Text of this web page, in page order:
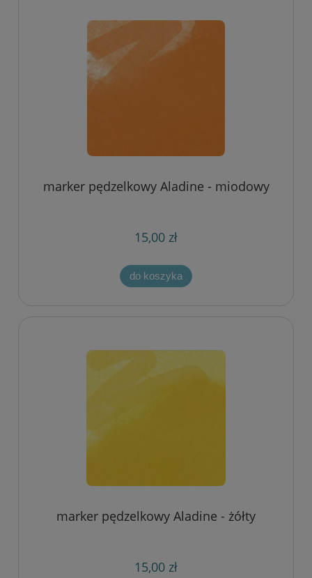
marker pędzelkowy Aladine - miodowy
15,00 zł
do koszyka
marker pędzelkowy Aladine - żółty
15,00 zł